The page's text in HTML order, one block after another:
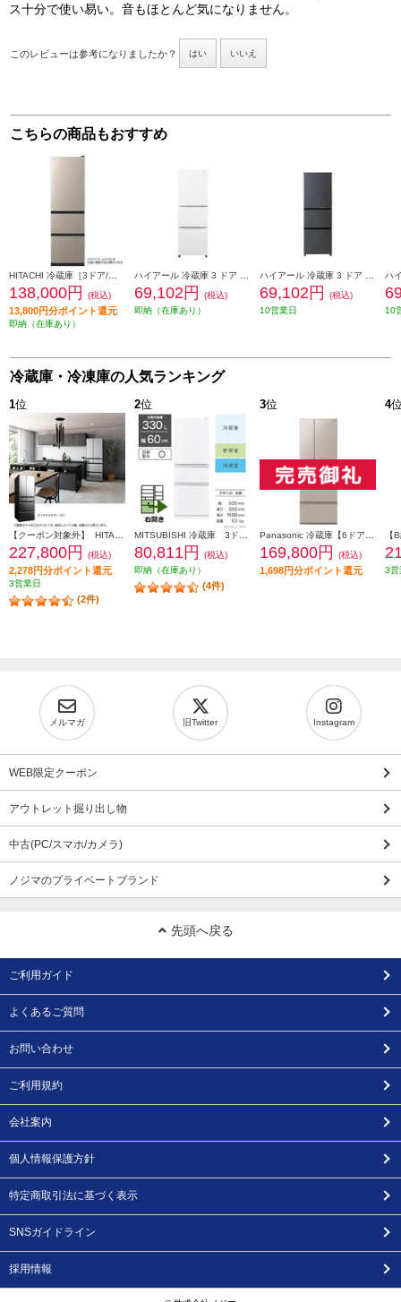
ス十分で使い易い。音もほとんど気になりません。
このレビューは参考になりましたか？ はい いいえ
こちらの商品もおすすめ
138,000円 (税込)
13,800円分ポイント還元
即納（在庫あり）
69,102円
(税込)
即納（在庫あり）
69,102円
(税込)
10営業日
10
冷蔵庫・冷凍庫の人気ランキング
1位
227,800円 (税込)
2,278円分ポイント還元
3営業日
(2件)
2位
80,811円
(税込)
即納（在庫あり）
(4件)
3位
169,800円 (税込)
1,698円分ポイント還元
4
3営
メルマガ 旧Twitter Instagram
WEB限定クーポン
アウトレット掘り出し物
中古(PC/スマホ/カメラ)
ノジマのプライベートブランド
先頭へ戻る
ご利用ガイド
よくあるご質問
お問い合わせ
ご利用規約
会社案内
個人情報保護方針
特定商取引法に基づく表示
SNSガイドライン
採用情報